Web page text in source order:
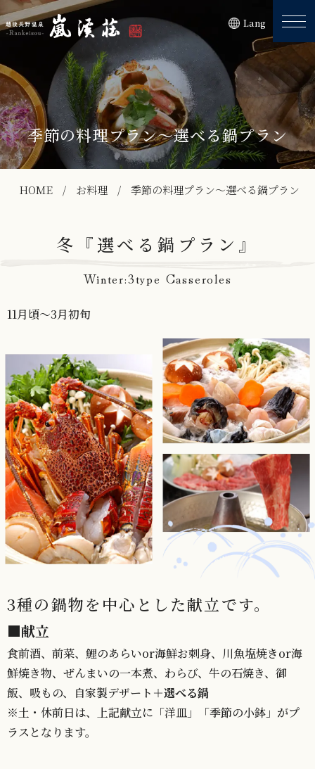
Lang
季節の料理プラン～選べる鍋プラン
HOME お料理 季節の料理プラン～選べる鍋プラン
冬『選べる鍋プラン』
Winter:3type Casseroles
11月頃～3月初旬
3種の鍋物を中心とした献立です。
■献立
食前酒、前菜、鯉のあらいor海鮮お刺身、川魚塩焼きor海
鮮焼き物、ぜんまいの一本煮、わらび、牛の石焼き、御
飯、吸もの、自家製デザート ＋選べる鍋
※土・休前日は、上記献立に「洋皿」「季節の小鉢」がプ
ラスとなります。